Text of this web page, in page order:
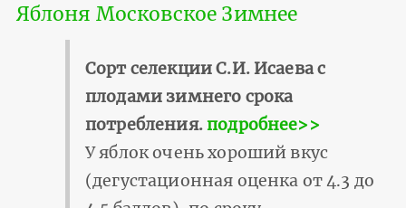
Яблоня Московское Зимнее
Сорт селекции С.И. Исаева с
плодами зимнего срока
потребления.подробнее>>
У яблок очень хороший вкус
(дегустационная оценка от 4.3 до